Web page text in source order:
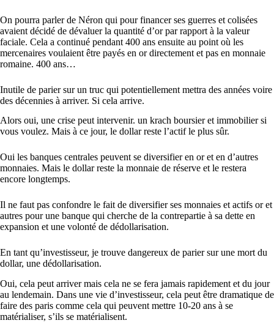
On pourra parler de Néron qui pour financer ses guerres et colisées
avaient décidé de dévaluer la quantité d’or par rapport à la valeur
faciale. Cela a continué pendant 400 ans ensuite au point où les
mercenaires voulaient être payés en or directement et pas en monnaie
romaine. 400 ans…
Inutile de parier sur un truc qui potentiellement mettra des années voire
des décennies à arriver. Si cela arrive.
Alors oui, une crise peut intervenir. un krach boursier et immobilier si
vous voulez. Mais à ce jour, le dollar reste l’actif le plus sûr.
Oui les banques centrales peuvent se diversifier en or et en d’autres
monnaies. Mais le dollar reste la monnaie de réserve et le restera
encore longtemps.
Il ne faut pas confondre le fait de diversifier ses monnaies et actifs or et
autres pour une banque qui cherche de la contrepartie à sa dette en
expansion et une volonté de dédollarisation.
En tant qu’investisseur, je trouve dangereux de parier sur une mort du
dollar, une dédollarisation.
Oui, cela peut arriver mais cela ne se fera jamais rapidement et du jour
au lendemain. Dans une vie d’investisseur, cela peut être dramatique de
faire des paris comme cela qui peuvent mettre 10-20 ans à se
matérialiser, s’ils se matérialisent.